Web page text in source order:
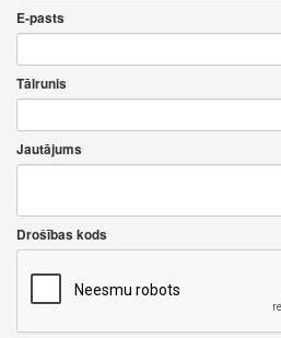
E-pasts
Tālrunis
Jautājums
Drošības kods